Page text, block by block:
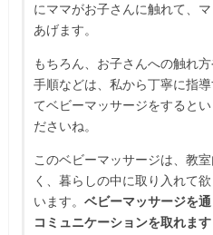
にママがお子さんに触れて、
あげます。
もちろん、お子さんへの触れ
手順などは、私から丁寧に指
てベビーマッサージをするとい
ださいね。
このベビーマッサージは、教
く、暮らしの中に取り入れて
います。 ベビーマッサージを
コミュニケーションを取れま